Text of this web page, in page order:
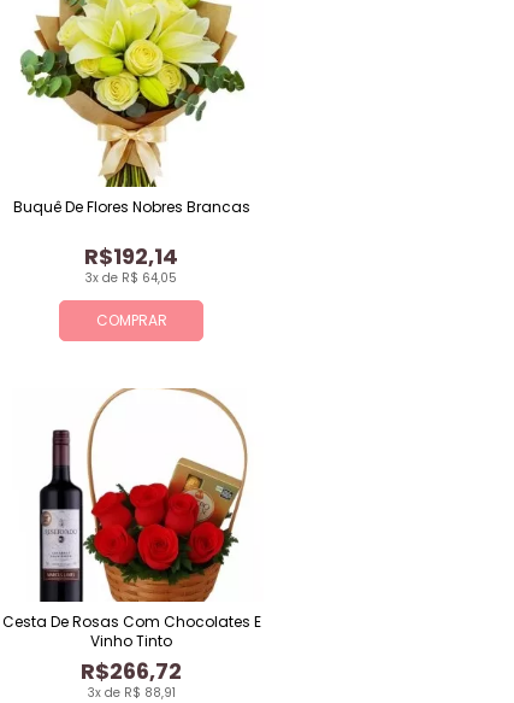
COMPRAR
3x de R$ 64,05
R$192,14
Buquê De Flores Nobres Brancas
3x de R$ 88,91
R$266,72
Cesta De Rosas Com Chocolates E
Vinho Tinto